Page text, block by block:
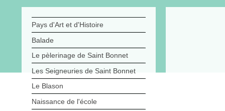
Pays d'Art et d'Histoire
Balade
Le pèlerinage de Saint Bonnet
Les Seigneuries de Saint Bonnet
Le Blason
Naissance de l'école